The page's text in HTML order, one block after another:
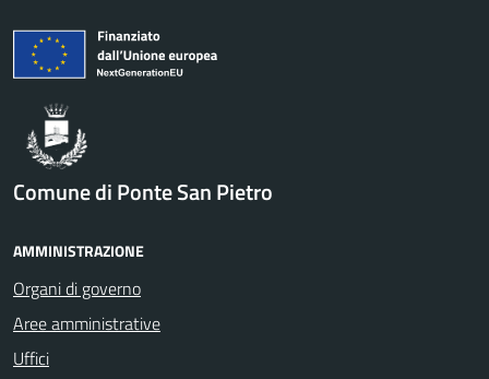
Comune di Ponte San Pietro
AMMINISTRAZIONE
Organi di governo
Aree amministrative
Uffici